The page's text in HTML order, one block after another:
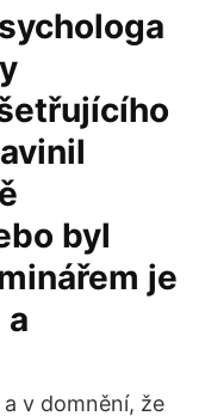
byl
je
v domnění, že